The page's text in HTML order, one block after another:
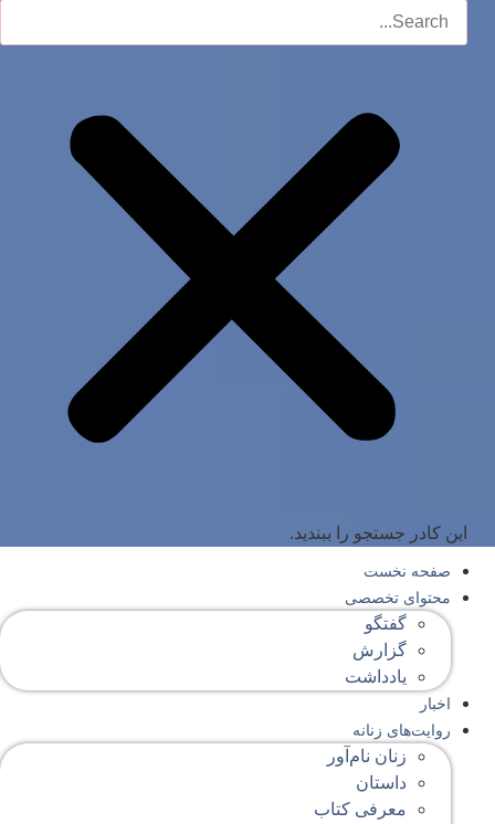
این کادر جستجو را ببندید.
صفحه‌ نخست
محتوای‌ تخصصی
گفتگو
گزارش
یادداشت
اخبار
روایت‌های زنانه
زنان نام‌آور
داستان
معرفی کتاب